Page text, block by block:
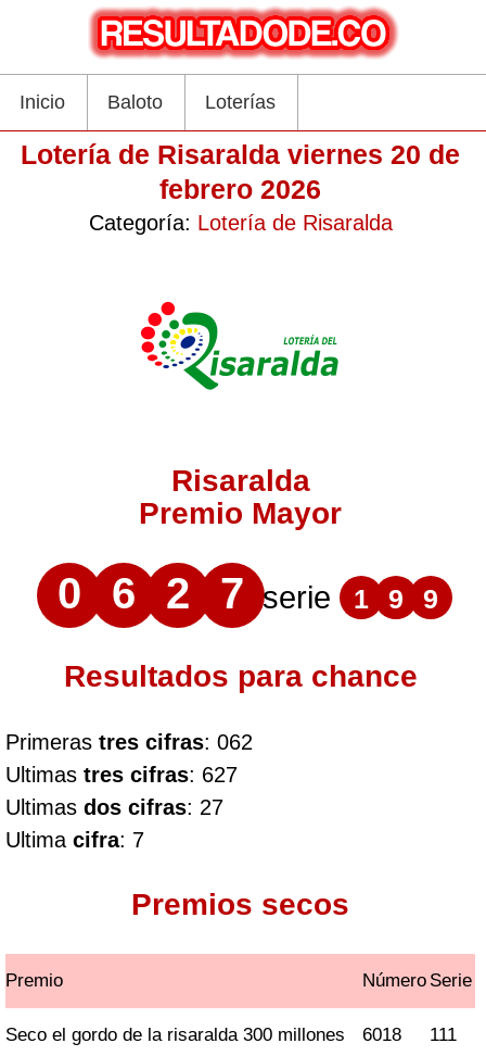
Inicio Baloto Loterías
Lotería de Risaralda viernes 20 de
febrero 2026
Categoría: Lotería de Risaralda
Risaralda
Premio Mayor
0 6 2 7 serie 1 9 9
Resultados para chance
Primeras tres cifras: 062
Ultimas tres cifras: 627
Ultimas dos cifras: 27
Ultima cifra: 7
Premios secos
Premio Número Serie
Seco el gordo de la risaralda 300 millones 6018 111